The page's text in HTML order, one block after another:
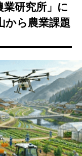
業研究所」に
から農業課題